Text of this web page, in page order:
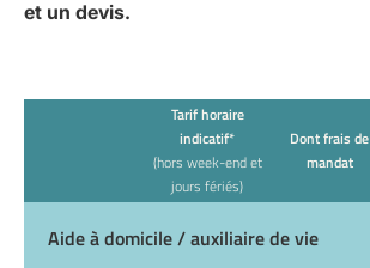
et un devis.
Tarif horaire
indicatif*
(hors week-end et
jours fériés)
Dont frais de
mandat
Aide à domicile / auxiliaire de vie